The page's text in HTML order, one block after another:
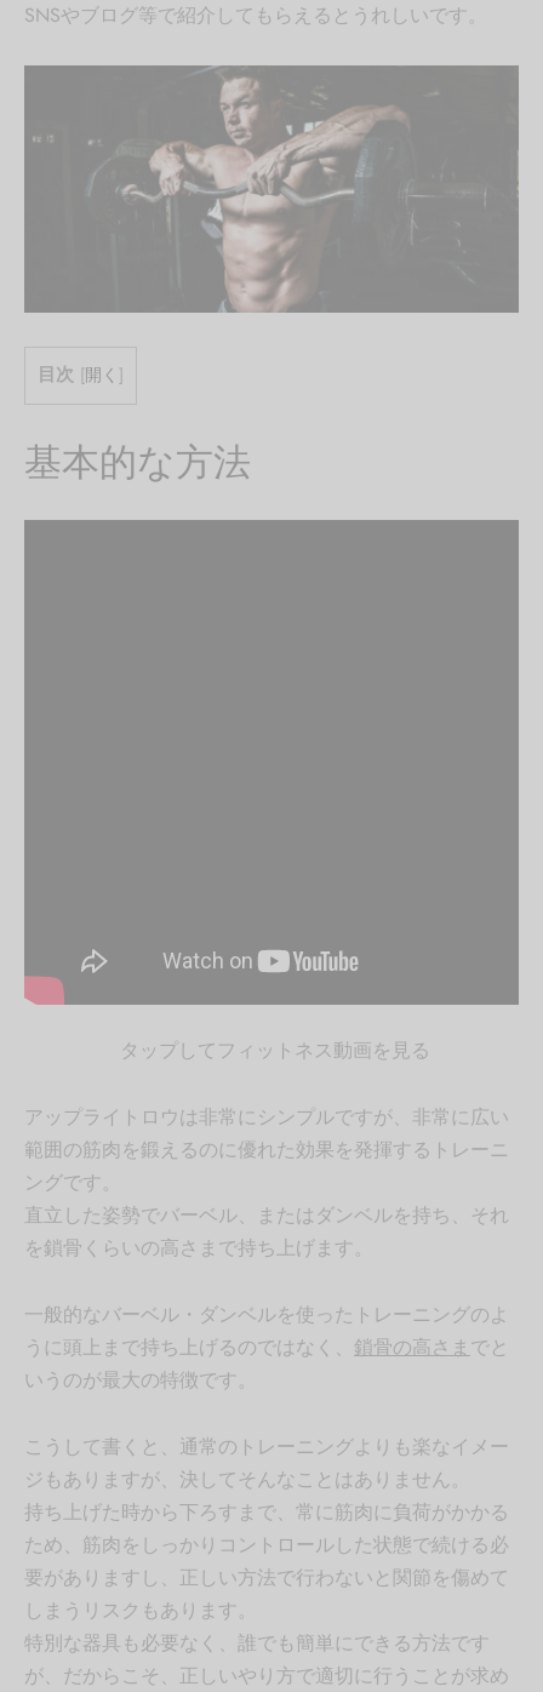
SNSやブログ等で紹介してもらえるとうれしいです。
目次 [開く ]
基本的な方法
タップしてフィットネス動画を見る
アップライトロウは非常にシンプルですが、非常に広い
範囲の筋肉を鍛えるのに優れた効果を発揮するトレーニ
ングです。
直立した姿勢でバーベル、またはダンベルを持ち、それ
を鎖骨くらいの高さまで持ち上げます。
一般的なバーベル・ダンベルを使ったトレーニングのよ
うに頭上まで持ち上げるのではなく、 鎖骨の高さま でと
いうのが最大の特徴です。
こうして書くと、通常のトレーニングよりも楽なイメー
ジもありますが、決してそんなことはありません。
持ち上げた時から下ろすまで、常に筋肉に負荷がかかる
ため、筋肉をしっかりコントロールした状態で続ける必
要がありますし、正しい方法で行わないと関節を傷めて
しまうリスクもあります。
特別な器具も必要なく、誰でも簡単にできる方法です
が、だからこそ、正しいやり方で適切に行うことが求め